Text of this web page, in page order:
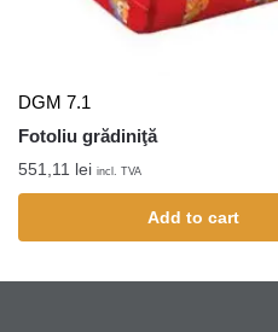
DGM 7.1
Fotoliu grădiniţă
551,11 lei incl. TVA
Add to cart